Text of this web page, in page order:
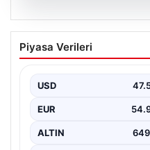
05.08.2026
Son dakika…
Karatepe’den
Afyonkarahisar, Eskişehir
müdürlüklerince
Piyasa Verileri
USD
EUR
ALTIN